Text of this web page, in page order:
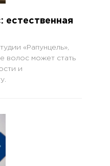
естественная
«Рапунцель»,
волос может стать
и